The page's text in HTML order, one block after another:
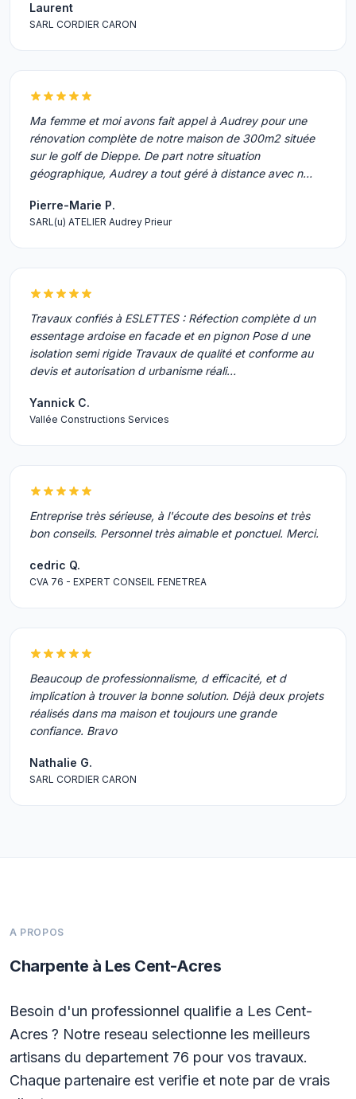
Laurent
SARL CORDIER CARON
Ma femme et moi avons fait appel à Audrey pour une
rénovation complète de notre maison de 300m2 située
sur le golf de Dieppe. De part notre situation
géographique, Audrey a tout géré à distance avec n…
Pierre-Marie P.
SARL(u) ATELIER Audrey Prieur
Travaux confiés à ESLETTES : Réfection complète d un
essentage ardoise en facade et en pignon Pose d une
isolation semi rigide Travaux de qualité et conforme au
devis et autorisation d urbanisme réali…
Yannick C.
Vallée Constructions Services
Entreprise très sérieuse, à l'écoute des besoins et très
bon conseils. Personnel très aimable et ponctuel. Merci.
cedric Q.
CVA 76 - EXPERT CONSEIL FENETREA
Beaucoup de professionnalisme, d efficacité, et d
implication à trouver la bonne solution. Déjà deux projets
réalisés dans ma maison et toujours une grande
confiance. Bravo
Nathalie G.
SARL CORDIER CARON
A PROPOS
Charpente à Les Cent-Acres
Besoin d'un professionnel qualifie a Les Cent-
Acres ? Notre reseau selectionne les meilleurs
artisans du departement 76 pour vos travaux.
Chaque partenaire est verifie et note par de vrais